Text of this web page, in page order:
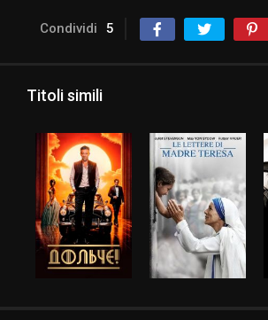
Condividi 5
Titoli simili